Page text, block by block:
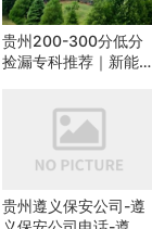
贵州200-300分低分
捡漏专科推荐｜新能源
贵州遵义保安公司-遵